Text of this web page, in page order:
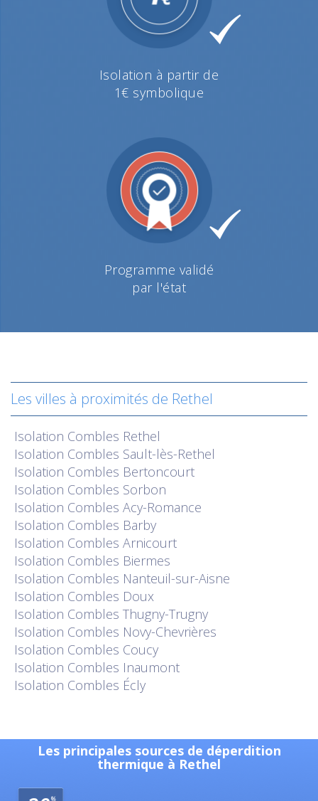
Isolation à partir de
1€ symbolique
Programme validé
par l'état
Les villes à proximités de Rethel
Isolation Combles Rethel
Isolation Combles Sault-lès-Rethel
Isolation Combles Bertoncourt
Isolation Combles Sorbon
Isolation Combles Acy-Romance
Isolation Combles Barby
Isolation Combles Arnicourt
Isolation Combles Biermes
Isolation Combles Nanteuil-sur-Aisne
Isolation Combles Doux
Isolation Combles Thugny-Trugny
Isolation Combles Novy-Chevrières
Isolation Combles Coucy
Isolation Combles Inaumont
Isolation Combles Écly
Les principales sources de déperdition
thermique à Rethel